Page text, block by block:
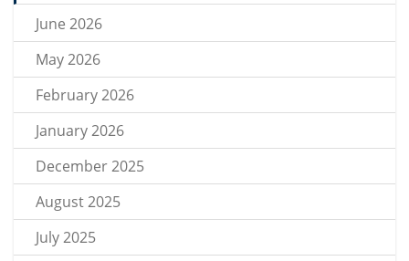
June 2026
May 2026
February 2026
January 2026
December 2025
August 2025
July 2025